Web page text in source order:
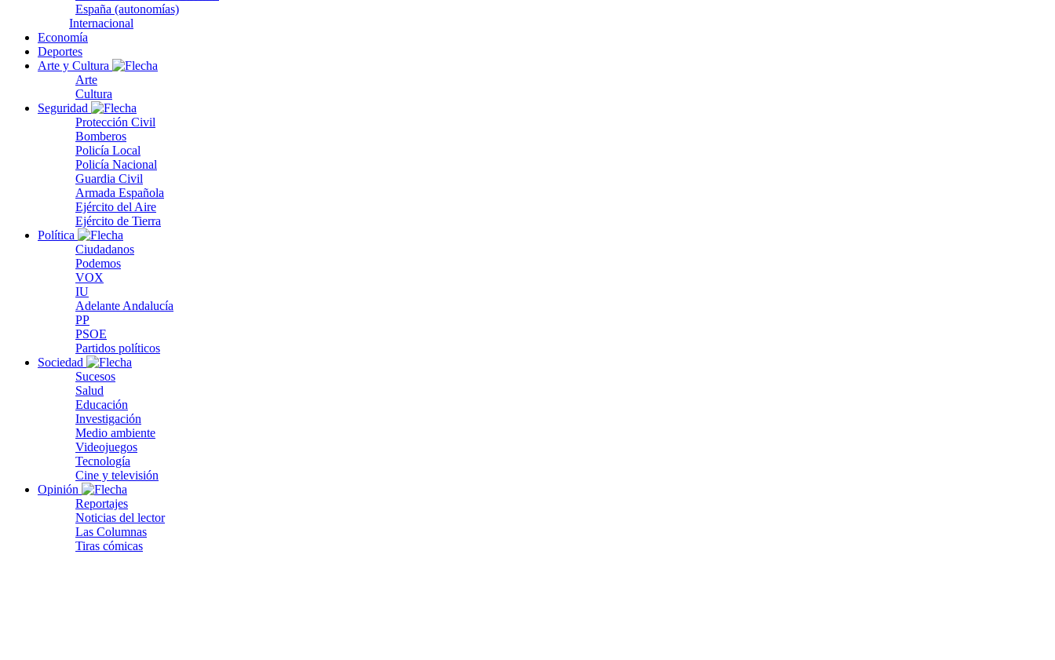
España (autonomías)
Internacional
Economía
Deportes
Arte y Cultura
Arte
Cultura
Seguridad
Protección Civil
Bomberos
Policía Local
Policía Nacional
Guardia Civil
Armada Española
Ejército del Aire
Ejército de Tierra
Política
Ciudadanos
Podemos
VOX
IU
Adelante Andalucía
PP
PSOE
Partidos políticos
Sociedad
Sucesos
Salud
Educación
Investigación
Medio ambiente
Videojuegos
Tecnología
Cine y televisión
Opinión
Reportajes
Noticias del lector
Las Columnas
Tiras cómicas